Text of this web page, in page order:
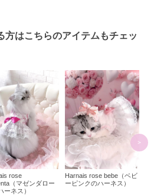
方はこちらのアイテムもチェッ
ダロー
Harnais rose bebe（ベビ
ーピンクのハーネス）
Harnais
ーブルーの